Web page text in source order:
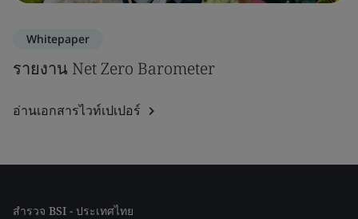
Whitepaper
รายงาน Net Zero Barometer
อ่านเอกสารไวท์เปเปอร์
สำรวจ BSI - ประเทศไทย